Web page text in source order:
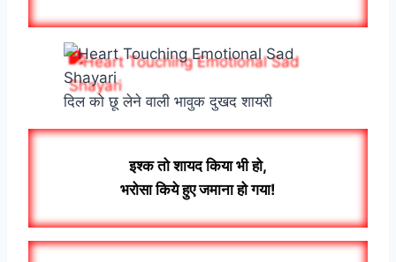
दिल को छू लेने वाली भावुक दुखद शायरी
इश्क तो शायद किया भी हो,
भरोसा किये हुए जमाना हो गया!